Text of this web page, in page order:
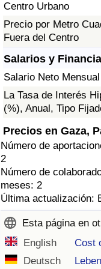
Centro Urbano
Precio por Metro
Fuera del Centro
Salarios y
Salario Neto
La Tasa de Interés
(%), Anual, Tipo
Precios en Gaza,
Número de
2
Número de
meses: 2
Última actualización:
Esta página en
English
Cost
Deutsch